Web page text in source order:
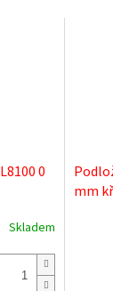
0
Skladem
mm